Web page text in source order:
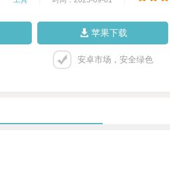
苹果下载
安卓市场，安全绿色